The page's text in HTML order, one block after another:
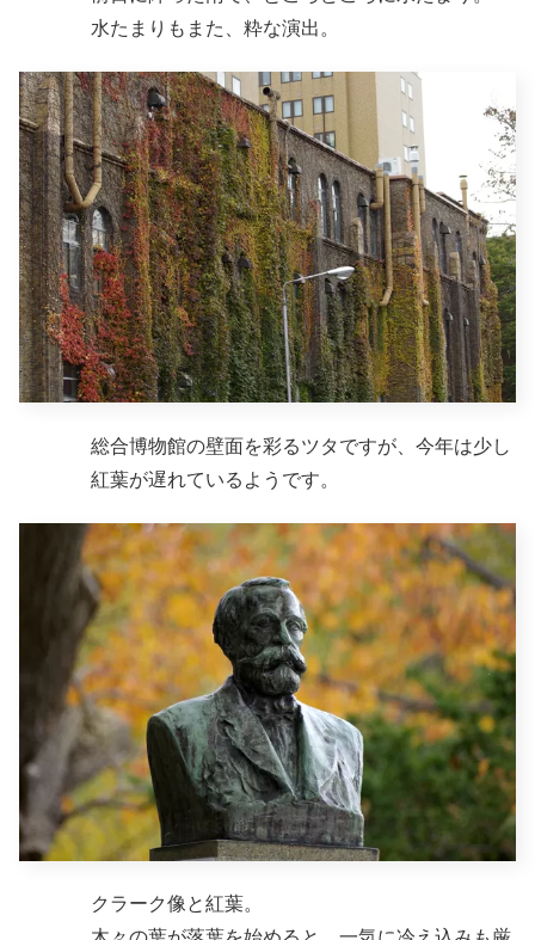
水たまりもまた、粋な演出。
総合博物館の壁面を彩るツタですが、今年は少し
紅葉が遅れているようです。
クラーク像と紅葉。